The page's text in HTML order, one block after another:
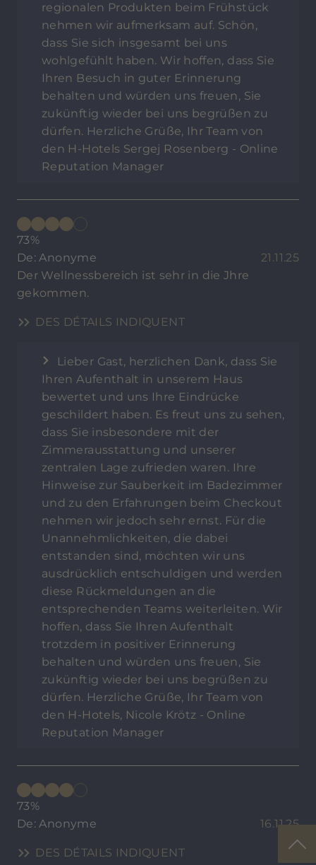
regionalen Produkten beim Frühstück
nehmen wir aufmerksam auf. Schön,
dass Sie sich insgesamt bei uns
wohlgefühlt haben. Wir hoffen, dass Sie
Ihren Besuch in guter Erinnerung
behalten und würden uns freuen, Sie
zukünftig wieder bei uns begrüßen zu
dürfen. Herzliche Grüße, Ihr Team von
den H-Hotels Sergej Rosenberg - Online
Reputation Manager
73%
De: Anonyme
21.11.25
Der Wellnessbereich ist sehr in die Jhre
gekommen.
DES DÉTAILS INDIQUENT
Lieber Gast, herzlichen Dank, dass Sie
Ihren Aufenthalt in unserem Haus
bewertet und uns Ihre Eindrücke
geschildert haben. Es freut uns zu sehen,
dass Sie insbesondere mit der
Zimmerausstattung und unserer
zentralen Lage zufrieden waren. Ihre
Hinweise zur Sauberkeit im Badezimmer
und zu den Erfahrungen beim Checkout
nehmen wir jedoch sehr ernst. Für die
Unannehmlichkeiten, die dabei
entstanden sind, möchten wir uns
ausdrücklich entschuldigen und werden
diese Rückmeldungen an die
entsprechenden Teams weiterleiten. Wir
hoffen, dass Sie Ihren Aufenthalt
trotzdem in positiver Erinnerung
behalten und würden uns freuen, Sie
zukünftig wieder bei uns begrüßen zu
dürfen. Herzliche Grüße, Ihr Team von
den H-Hotels, Nicole Krötz - Online
Reputation Manager
73%
De: Anonyme
16.11.25
DES DÉTAILS INDIQUENT